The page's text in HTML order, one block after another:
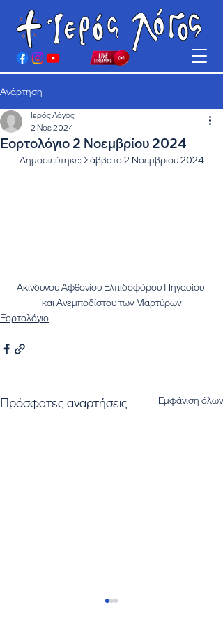
Ανάρτηση
Εορτολόγιο 2 Νοεμβρίου 2024
Ιερός Λόγος
2 Νοε 2024
Δημοσιεύτηκε: Σάββατο 2 Νοεμβρίου 2024
Ακίνδυνου Αφθονίου Ελπιδοφόρου Πηγασίου
και Ανεμποδίστου των Μαρτύρων
Εορτολόγιο
Πρόσφατες αναρτήσεις Εμφάνιση όλων